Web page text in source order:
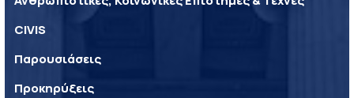
CIVIS
Παρουσιάσεις
Προκηρύξεις